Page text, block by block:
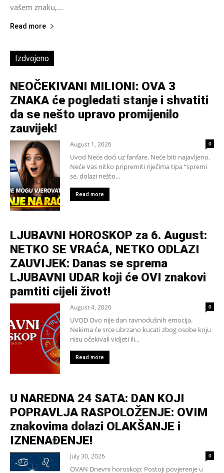
vašem znaku,...
Read more
Izdvojeno
NEOČEKIVANI MILIONI: OVA 3
ZNAKA će pogledati stanje i shvatiti
da se nešto upravo promijenilo
zauvijek!
August 1, 2026 0
Uvod Neće doći uz fanfare. Neće biti najavljeno.
Neće Vas nitko pripremiti riječima tipa “spremi
se, dolazi nešto...
Read more
LJUBAVNI HOROSKOP za 6. August:
NETKO SE VRAĆA, NETKO ODLAZI
ZAUVIJEK: Danas se sprema
LJUBAVNI UDAR koji će OVI znakovi
pamtiti cijeli život!
August 4, 2026 0
UVOD Ovo nije dan ravnodušnih emocija.
Nekima će srce ubrzano kucati zbog osobe koju
nisu očekivali vidjeti ili...
Read more
U NAREDNA 24 SATA: DAN KOJI
POPRAVLJA RASPOLOŽENJE: OVIM
znakovima dolazi OLAKŠANJE i
IZNENAĐENJE!
July 30, 2026 0
OVAN Dnevni horoskop: Postoji povjerenje u